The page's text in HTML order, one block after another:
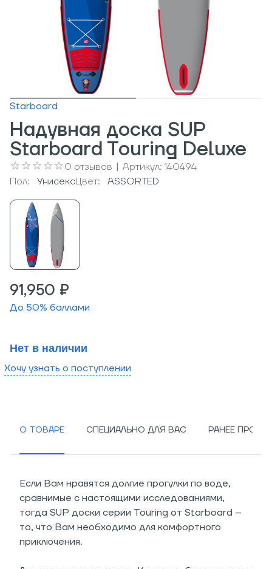
Starboard
Надувная доска SUP
Starboard Touring Deluxe
0 отзывов | Артикул: 140494
Пол:
УнисексЦвет: ASSORTED
91,950 ₽
До 50% баллами
Нет в наличии
Хочу узнать о поступлении
О ТОВАРЕ СПЕЦИАЛЬНО ДЛЯ ВАС РАНЕЕ
Если Вам нравятся долгие прогулки по воде,
сравнимые с настоящими исследованиями,
тогда SUP доски серии Touring от Starboard –
то, что Вам необходимо для комфортного
приключения.